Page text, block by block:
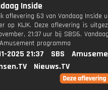
Inside
aflevering 63 van Vandaag Inside
op KIJK. Deze aflevering is
21:37 uur bij SBS6.
programma
2025 21:37 SBS
Nieuws.TV